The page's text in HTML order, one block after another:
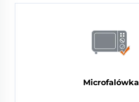
Microfalówka